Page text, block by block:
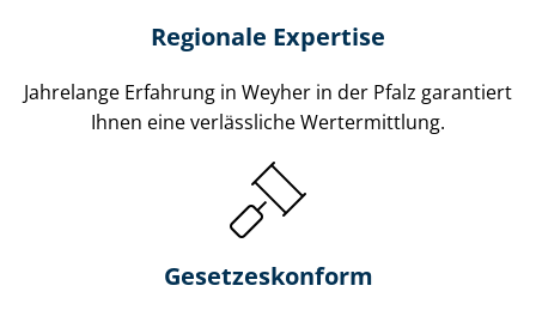
Regionale Expertise
Jahrelange Erfahrung in Weyher in der Pfalz garantiert
Ihnen eine verlässliche Wertermittlung.
Gesetzes­konform